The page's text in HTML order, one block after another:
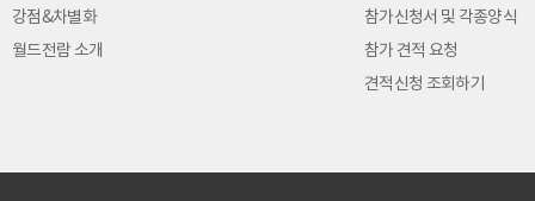
강점&차별화
월드전람 소개
참가신청서 및 각종양식
참가 견적 요청
견적신청 조회하기